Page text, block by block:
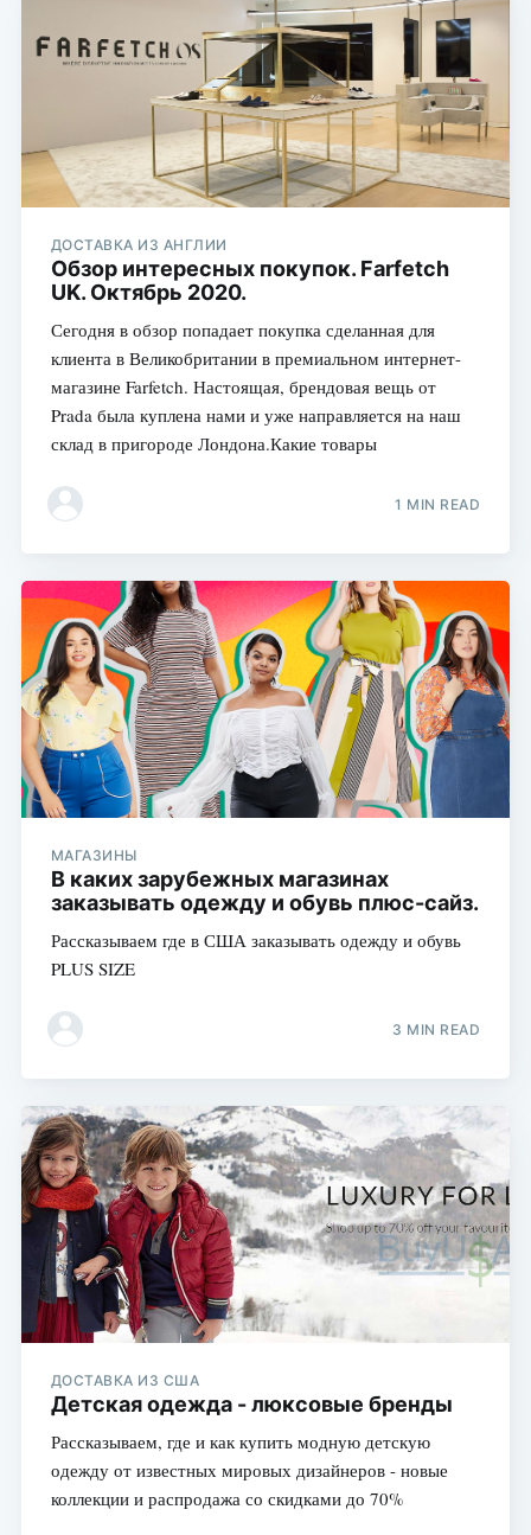
ДОСТАВКА ИЗ АНГЛИИ
Обзор интересных покупок. Farfetch
UK. Октябрь 2020.
Сегодня в обзор попадает покупка сделанная для
клиента в Великобритании в премиальном интернет-
магазине Farfetch. Настоящая, брендовая вещь от
Prada была куплена нами и уже направляется на наш
склад в пригороде Лондона.Какие товары
1 MIN READ
МАГАЗИНЫ
В каких зарубежных магазинах
заказывать одежду и обувь плюс-сайз.
Рассказываем где в США заказывать одежду и обувь
PLUS SIZE
3 MIN READ
ДОСТАВКА ИЗ США
Детская одежда - люксовые бренды
Рассказываем, где и как купить модную детскую
одежду от известных мировых дизайнеров - новые
коллекции и распродажа со скидками до 70%